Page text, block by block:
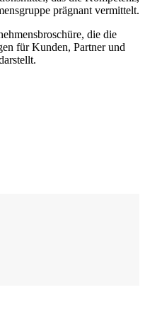
prägnant vermittelt.
die die
für Kunden, Partner und